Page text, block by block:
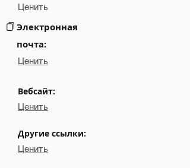
Ценить
Электронная
почта:
Ценить
Вебсайт:
Ценить
Другие ссылки:
Ценить